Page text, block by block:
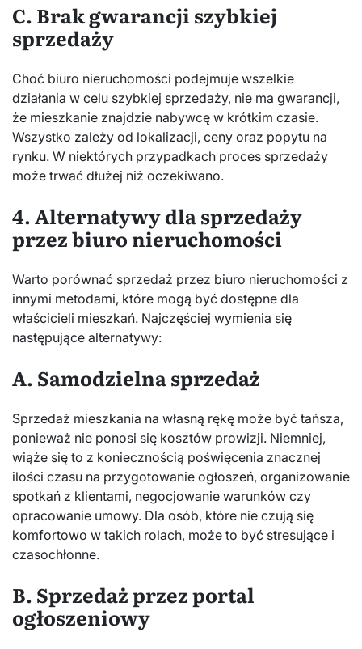
C. Brak gwarancji szybkiej
sprzedaży
Choć biuro nieruchomości podejmuje wszelkie
działania w celu szybkiej sprzedaży, nie ma gwarancji,
że mieszkanie znajdzie nabywcę w krótkim czasie.
Wszystko zależy od lokalizacji, ceny oraz popytu na
rynku. W niektórych przypadkach proces sprzedaży
może trwać dłużej niż oczekiwano.
4. Alternatywy dla sprzedaży
przez biuro nieruchomości
Warto porównać sprzedaż przez biuro nieruchomości z
innymi metodami, które mogą być dostępne dla
właścicieli mieszkań. Najczęściej wymienia się
następujące alternatywy:
A. Samodzielna sprzedaż
Sprzedaż mieszkania na własną rękę może być tańsza,
ponieważ nie ponosi się kosztów prowizji. Niemniej,
wiąże się to z koniecznością poświęcenia znacznej
ilości czasu na przygotowanie ogłoszeń, organizowanie
spotkań z klientami, negocjowanie warunków czy
opracowanie umowy. Dla osób, które nie czują się
komfortowo w takich rolach, może to być stresujące i
czasochłonne.
B. Sprzedaż przez portal
ogłoszeniowy